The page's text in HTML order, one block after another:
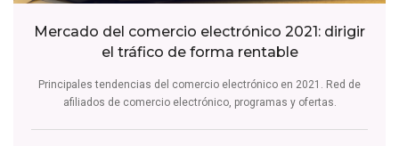
Mercado del comercio electrónico 2021: dirigir
el tráfico de forma rentable
Principales tendencias del comercio electrónico en 2021. Red de
afiliados de comercio electrónico, programas y ofertas.